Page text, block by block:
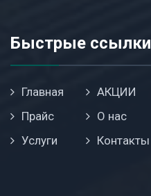
Быстрые ссылки
Главная
Прайс
Услуги
АКЦИИ
О нас
Контакты